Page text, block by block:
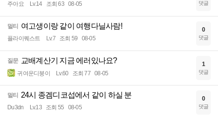
주아요 Lv.14 조회 63 08-05 댓글
멀티 여고생이랑 같이 여행다닐사람!
플라이퀘스트 Lv.7 조회 59 08-05
0
댓글
질문 교배계산기 지금 에러있나요?
귀여운디붕이 Lv.60 조회 77 08-05
1
댓글
멀티 24시 종겜디코섭에서 같이 하실 분
Du3dn Lv.13 조회 55 08-05
0
댓글